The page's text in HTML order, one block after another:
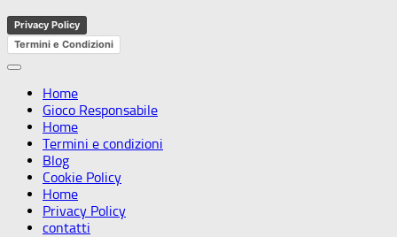
Privacy Policy
Termini e Condizioni
Home
Gioco Responsabile
Home
Termini e condizioni
Blog
Cookie Policy
Home
Privacy Policy
contatti